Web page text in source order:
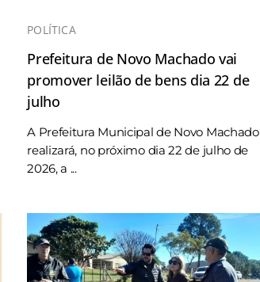
POLÍTICA
Prefeitura de Novo Machado vai
promover leilão de bens dia 22 de
julho
A Prefeitura Municipal de Novo Machado
realizará, no próximo dia 22 de julho de
2026, a ...